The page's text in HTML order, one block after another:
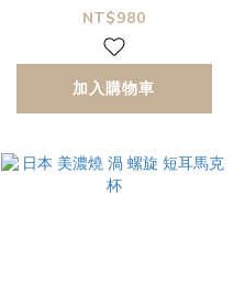
NT$980
加入購物車